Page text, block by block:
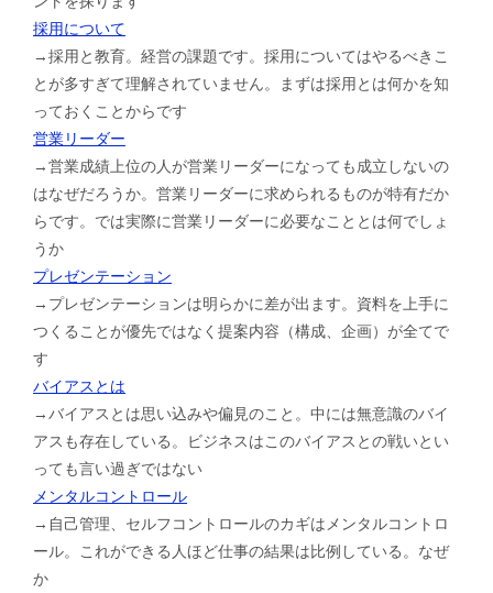
採用について
→採用と教育。経営の課題です。採用についてはやるべきこ
とが多すぎて理解されていません。まずは採用とは何かを知
っておくことからです
営業リーダー
→営業成績上位の人が営業リーダーになっても成立しないの
はなぜだろうか。営業リーダーに求められるものが特有だか
らです。では実際に営業リーダーに必要なこととは何でしょ
うか
プレゼンテーション
→プレゼンテーションは明らかに差が出ます。資料を上手に
つくることが優先ではなく提案内容（構成、企画）が全てで
す
バイアスとは
→バイアスとは思い込みや偏見のこと。中には無意識のバイ
アスも存在している。ビジネスはこのバイアスとの戦いとい
っても言い過ぎではない
メンタルコントロール
→自己管理、セルフコントロールのカギはメンタルコントロ
ール。これができる人ほど仕事の結果は比例している。なぜ
か